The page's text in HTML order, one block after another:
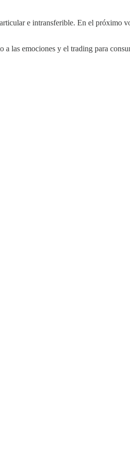
e intransferible. En el próximo
las emociones y el trading para